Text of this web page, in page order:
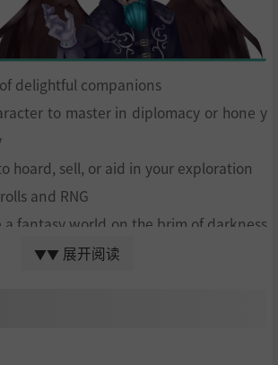
delightful companions
to master in diplomacy or hone y
hoard, sell, or aid in your exploration
and RNG
a fantasy world on the brim of darkness
personality system
▼▼ 展开阅读